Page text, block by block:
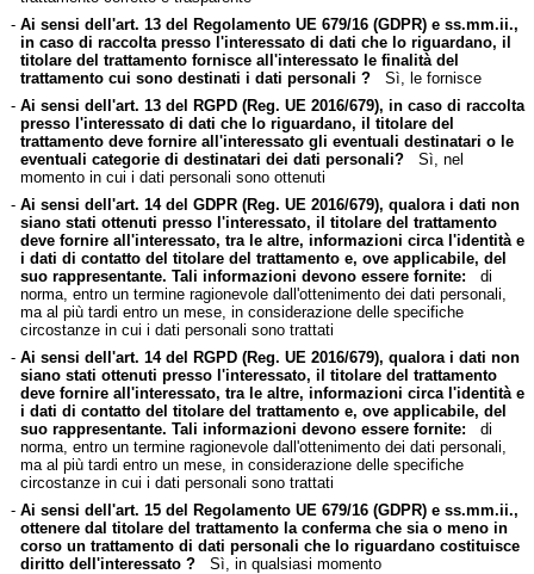
- Ai sensi dell'art. 13 del Regolamento UE 679/16 (GDPR) e ss.mm.ii.,
in caso di raccolta presso l'interessato di dati che lo riguardano, il
titolare del trattamento fornisce all'interessato le finalità del
trattamento cui sono destinati i dati personali ?Sì, le fornisce
- Ai sensi dell'art. 13 del RGPD (Reg. UE 2016/679), in caso di raccolta
presso l'interessato di dati che lo riguardano, il titolare del
trattamento deve fornire all'interessato gli eventuali destinatari o le
eventuali categorie di destinatari dei dati personali?Sì, nel
momento in cui i dati personali sono ottenuti
- Ai sensi dell'art. 14 del GDPR (Reg. UE 2016/679), qualora i dati non
siano stati ottenuti presso l'interessato, il titolare del trattamento
deve fornire all'interessato, tra le altre, informazioni circa l'identità e
i dati di contatto del titolare del trattamento e, ove applicabile, del
suo rappresentante. Tali informazioni devono essere fornite: di
norma, entro un termine ragionevole dall'ottenimento dei dati personali,
ma al più tardi entro un mese, in considerazione delle specifiche
circostanze in cui i dati personali sono trattati
- Ai sensi dell'art. 14 del RGPD (Reg. UE 2016/679), qualora i dati non
siano stati ottenuti presso l'interessato, il titolare del trattamento
deve fornire all'interessato, tra le altre, informazioni circa l'identità e
i dati di contatto del titolare del trattamento e, ove applicabile, del
suo rappresentante. Tali informazioni devono essere fornite: di
norma, entro un termine ragionevole dall'ottenimento dei dati personali,
ma al più tardi entro un mese, in considerazione delle specifiche
circostanze in cui i dati personali sono trattati
- Ai sensi dell'art. 15 del Regolamento UE 679/16 (GDPR) e ss.mm.ii.,
ottenere dal titolare del trattamento la conferma che sia o meno in
corso un trattamento di dati personali che lo riguardano costituisce
diritto dell'interessato ?Sì, in qualsiasi momento